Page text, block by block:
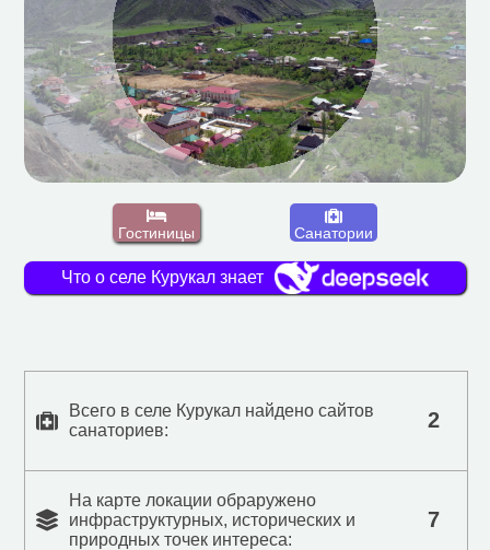
Гостиницы Санатории
Что о селе Курукал знает
Всего в селе Курукал найдено сайтов
санаториев:
2
На карте локации обраружено
инфраструктурных, исторических и
природных точек интереса:
7